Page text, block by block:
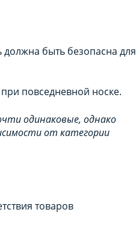
должна быть безопасна для
повседневной носке.
одинаковые, однако
от категории
товаров